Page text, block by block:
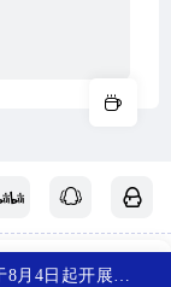
投稿
赞赏支持 反馈投稿
2026-8-3 重要通知：因业务调整，本站预计于8月4日起开展新备案，届时，网站首页将访问不了，您可以收藏任意一个页面，访问网站！~